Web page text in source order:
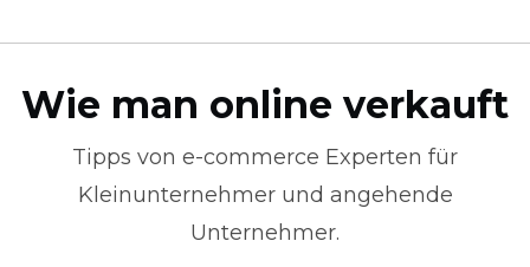
Wie man online verkauft
Tipps von e-commerce Experten für
Kleinunternehmer und angehende
Unternehmer.